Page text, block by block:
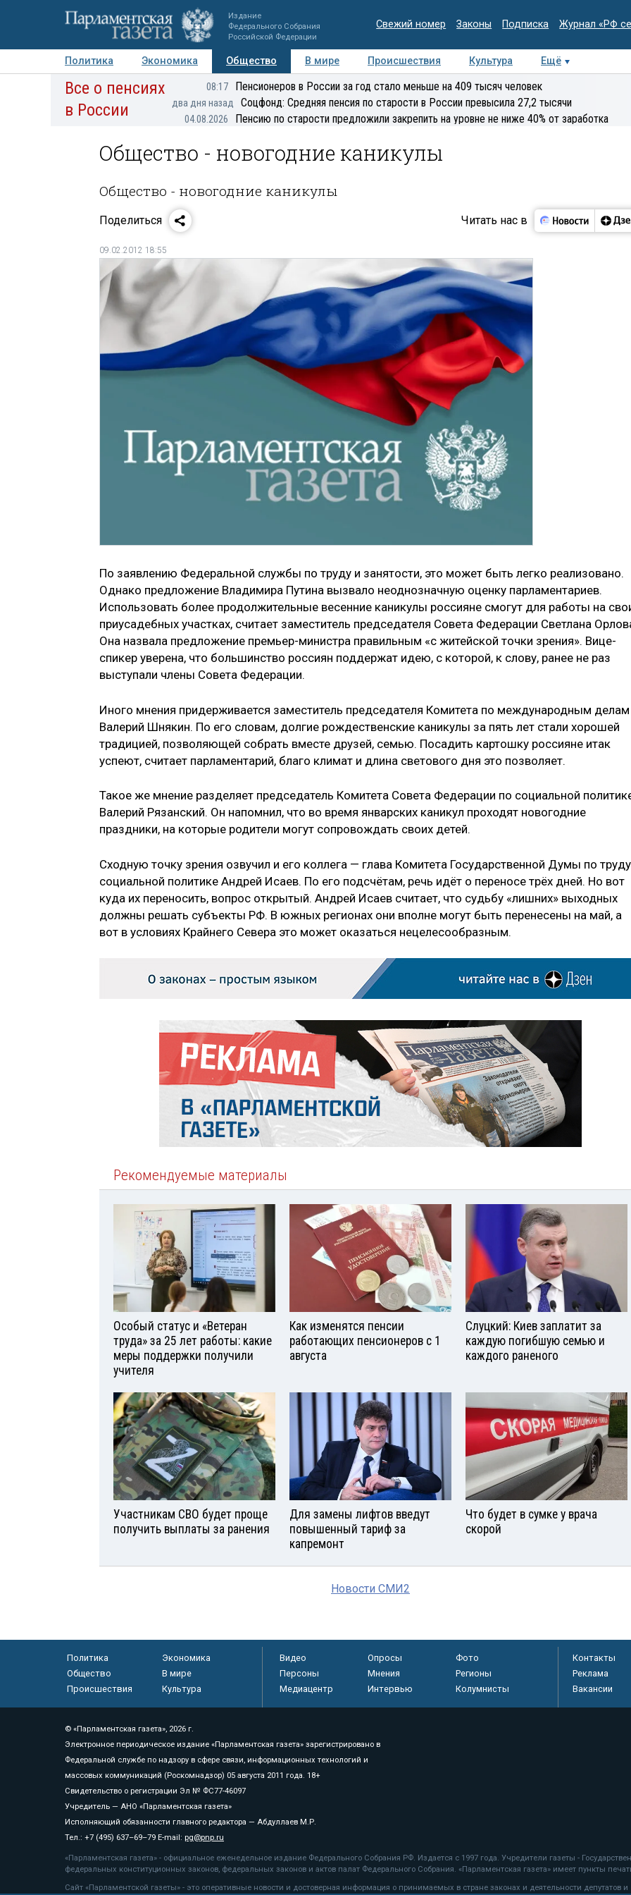
Издание
Федерального Собрания
Российской Федерации
Свежий номер Законы Подписка Журнал «РФ
Политика Экономика Общество В мире Происшествия Культура
Ещё
Авторы Персоны Мнения Регионы Медиацентр Интервью Колумнисты
Все о пенсиях
в России
08:17 Пенсионеров в России за год стало меньше на 409 тысяч человек
два дня назад Соцфонд: Средняя пенсия по старости в России превысила 27,2 тысячи
04.08.2026 Пенсию по старости предложили закрепить на уровне не ниже 40% от заработка
Общество - новогодние каникулы
Общество - новогодние каникулы
Поделиться Читать нас в
09.02.2012 18:55
По заявлению Федеральной службы по труду и занятости, это может быть легко реализовано.
Однако предложение Владимира Путина вызвало неоднозначную оценку парламентариев.
Использовать более продолжительные весенние каникулы россияне смогут для работы на
приусадебных участках, считает заместитель председателя Совета Федерации Светлана
Она назвала предложение премьер-министра правильным «с житейской точки зрения». Вице-
спикер уверена, что большинство россиян поддержат идею, с которой, к слову, ранее не раз
выступали члены Совета Федерации.
Иного мнения придерживается заместитель председателя Комитета по международным делам
Валерий Шнякин. По его словам, долгие рождественские каникулы за пять лет стали хорошей
традицией, позволяющей собрать вместе друзей, семью. Посадить картошку россияне итак
успеют, считает парламентарий, благо климат и длина светового дня это позволяет.
Такое же мнение разделяет председатель Комитета Совета Федерации по социальной
Валерий Рязанский. Он напомнил, что во время январских каникул проходят новогодние
праздники, на которые родители могут сопровождать своих детей.
Сходную точку зрения озвучил и его коллега — глава Комитета Государственной Думы по
социальной политике Андрей Исаев. По его подсчётам, речь идёт о переносе трёх дней. Но вот
куда их переносить, вопрос открытый. Андрей Исаев считает, что судьбу «лишних» выходных
должны решать субъекты РФ. В южных регионах они вполне могут быть перенесены на май, а
вот в условиях Крайнего Севера это может оказаться нецелесообразным.
Рекомендуемые материалы
Особый статус и «Ветеран
труда» за 25 лет работы: какие
меры поддержки получили
учителя
Как изменятся пенсии
работающих пенсионеров с 1
августа
Слуцкий: Киев заплатит за
каждую погибшую семью и
каждого раненого
Участникам СВО будет проще
получить выплаты за ранения
Для замены лифтов введут
повышенный тариф за
капремонт
Что будет в сумке у врача
скорой
Новости СМИ2
Политика
Экономика
Общество
В мире
Происшествия
Культура
Видео Опросы
Фото
Персоны
Мнения
Регионы
Медиацентр
Интервью Колумнисты
Контакты
Реклама
Вакансии
© «Парламентская газета», 2026 г.
Электронное периодическое издание «Парламентская газета» зарегистрировано в
Федеральной службе по надзору в сфере связи, информационных технологий и
массовых коммуникаций (Роскомнадзор) 05 августа 2011 года. 18+
Свидетельство о регистрации Эл № ФС77-46097
Учредитель — АНО «Парламентская газета»
Исполняющий обязанности главного редактора — Абдуллаев М.Р.
Тел.: +7 (495) 637–69–79 E-mail: pg@pnp.ru
«Парламентская газета» - официальное еженедельное издание Федерального Собрания РФ. Издается с 1997 года. Учредители газеты -
федеральных конституционных законов, федеральных законов и актов палат Федерального Собрания. «Парламентская газета» имеет пункты
Сайт «Парламентской газеты» - это оперативные новости и достоверная информация о принимаемых в стране законах и деятельности депутатов